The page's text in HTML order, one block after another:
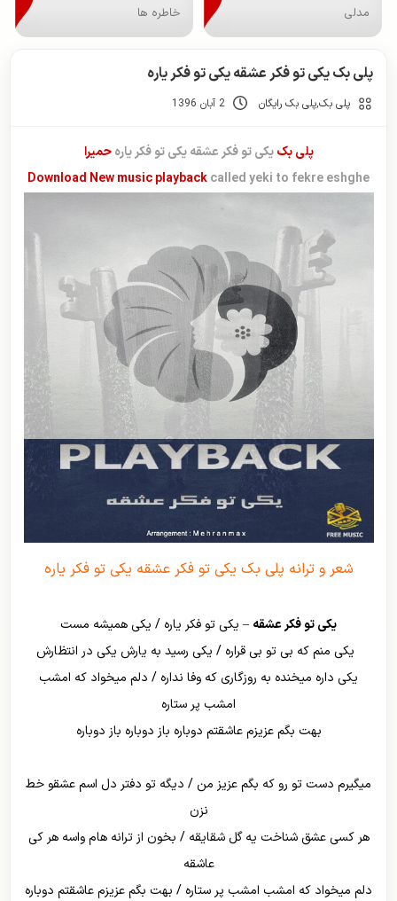
مدلی خاطره ها
پلی بک یکی تو فکر عشقه یکی تو فکر یاره
پلی بک,پلی بک رایگان 2 آبان 1396
پلی بکیکی تو فکر عشقه یکی تو فکر یارهحمیرا
Download New music playbackcalled yeki to fekre eshghe
شعر و ترانه پلی بک یکی تو فکر عشقه یکی تو فکر یاره
یکی تو فکر عشقه – یکی تو فکر یاره / یکی همیشه مست
یکی منم که بی تو بی قراره / یکی رسید به یارش یکی در انتظارش
یکی داره میخنده به روزگاری که وفا نداره / دلم میخواد که امشب
امشب پر ستاره
بهت بگم عزیزم عاشقتم دوباره باز دوباره باز دوباره
میگیرم دست تو رو که بگم عزیز من / دیگه تو دفتر دل اسم عشقو خط
نزن
هر کسی عشق شناخت یه گل شقایقه / بخون از ترانه هام واسه هر کی
عاشقه
دلم میخواد که امشب امشب پر ستاره / بهت بگم عزیزم عاشقتم دوباره